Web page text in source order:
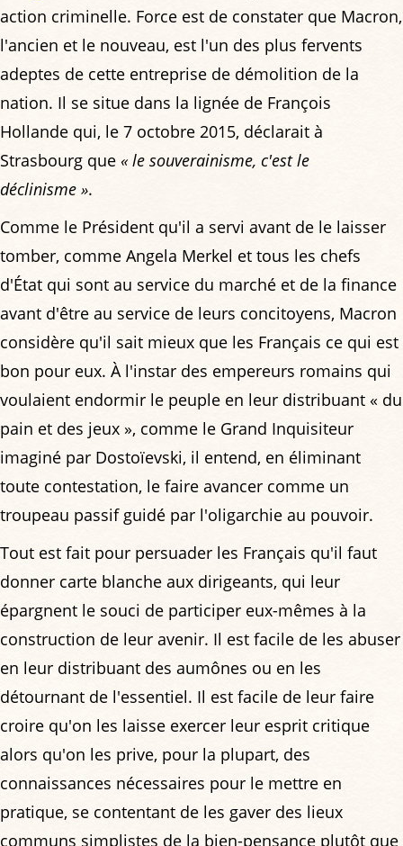
action criminelle. Force est de constater que Macron,
l'ancien et le nouveau, est l'un des plus fervents
adeptes de cette entreprise de démolition de la
nation. Il se situe dans la lignée de François
Hollande qui, le 7 octobre 2015, déclarait à
Strasbourg que « le souverainisme, c'est le
déclinisme ».
Comme le Président qu'il a servi avant de le laisser
tomber, comme Angela Merkel et tous les chefs
d'État qui sont au service du marché et de la finance
avant d'être au service de leurs concitoyens, Macron
considère qu'il sait mieux que les Français ce qui est
bon pour eux. À l'instar des empereurs romains qui
voulaient endormir le peuple en leur distribuant « du
pain et des jeux », comme le Grand Inquisiteur
imaginé par Dostoïevski, il entend, en éliminant
toute contestation, le faire avancer comme un
troupeau passif guidé par l'oligarchie au pouvoir.
Tout est fait pour persuader les Français qu'il faut
donner carte blanche aux dirigeants, qui leur
épargnent le souci de participer eux-mêmes à la
construction de leur avenir. Il est facile de les abuser
en leur distribuant des aumônes ou en les
détournant de l'essentiel. Il est facile de leur faire
croire qu'on les laisse exercer leur esprit critique
alors qu'on les prive, pour la plupart, des
connaissances nécessaires pour le mettre en
pratique, se contentant de les gaver des lieux
communs simplistes de la bien-pensance plutôt que